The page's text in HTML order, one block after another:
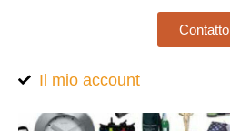
Contatto
Il mio account